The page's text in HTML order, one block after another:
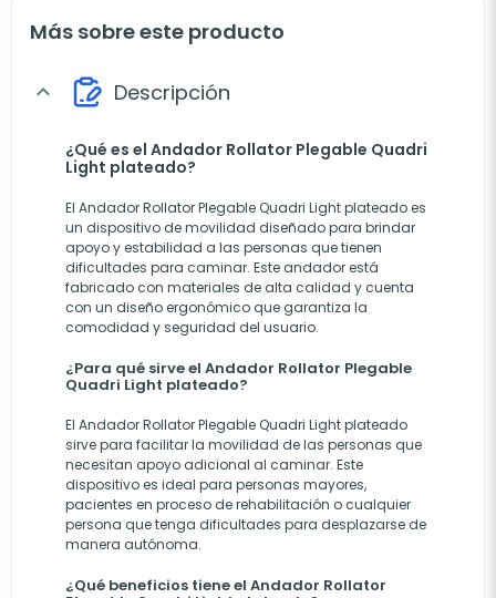
Más sobre este producto
expand_more Descripción
¿Qué es el Andador Rollator Plegable Quadri
Light plateado?
El Andador Rollator Plegable Quadri Light plateado es
un dispositivo de movilidad diseñado para brindar
apoyo y estabilidad a las personas que tienen
dificultades para caminar. Este andador está
fabricado con materiales de alta calidad y cuenta
con un diseño ergonómico que garantiza la
comodidad y seguridad del usuario.
¿Para qué sirve el Andador Rollator Plegable
Quadri Light plateado?
El Andador Rollator Plegable Quadri Light plateado
sirve para facilitar la movilidad de las personas que
necesitan apoyo adicional al caminar. Este
dispositivo es ideal para personas mayores,
pacientes en proceso de rehabilitación o cualquier
persona que tenga dificultades para desplazarse de
manera autónoma.
¿Qué beneficios tiene el Andador Rollator